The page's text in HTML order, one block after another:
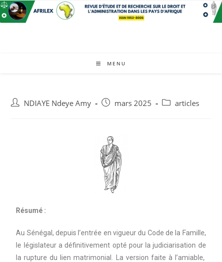
MENU
NDIAYE Ndeye Amy mars 2025 articles
Résumé :
Au Sénégal, depuis l’entrée en vigueur du Code de la Famille,
le législateur a définitivement opté pour la judiciarisation de
la rupture du lien matrimonial. La version faite à l’amiable,